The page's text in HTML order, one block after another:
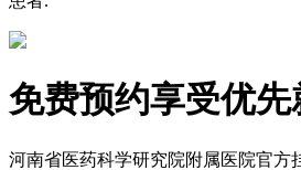
免费预约享受优先
河南省医药科学研究院附属医院官方